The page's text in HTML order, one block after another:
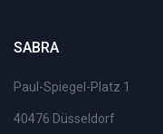
SABRA
Paul-Spiegel-Platz 1
40476 Düsseldorf